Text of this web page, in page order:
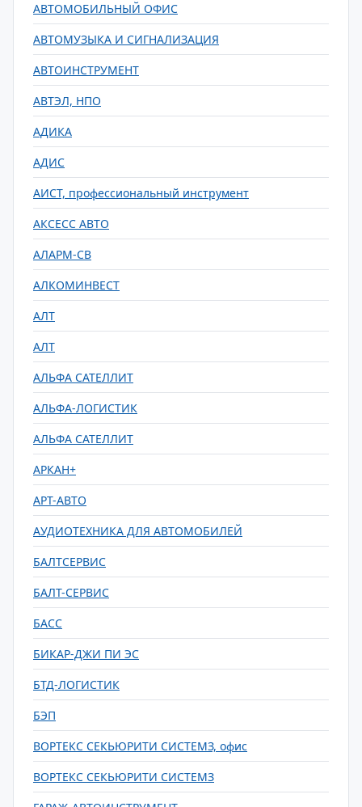
АВТОМОБИЛЬНЫЙ ОФИС
АВТОМУЗЫКА И СИГНАЛИЗАЦИЯ
АВТОИНСТРУМЕНТ
АВТЭЛ, НПО
АДИКА
АДИС
АИСТ, профессиональный инструмент
АКСЕСС АВТО
АЛАРМ-СВ
АЛКОМИНВЕСТ
АЛТ
АЛТ
АЛЬФА САТЕЛЛИТ
АЛЬФА-ЛОГИСТИК
АЛЬФА САТЕЛЛИТ
АРКАН+
АРТ-АВТО
АУДИОТЕХНИКА ДЛЯ АВТОМОБИЛЕЙ
БАЛТСЕРВИС
БАЛТ-СЕРВИС
БАСС
БИКАР-ДЖИ ПИ ЭС
БТД-ЛОГИСТИК
БЭП
ВОРТЕКС СЕКЬЮРИТИ СИСТЕМЗ, офис
ВОРТЕКС СЕКЬЮРИТИ СИСТЕМЗ